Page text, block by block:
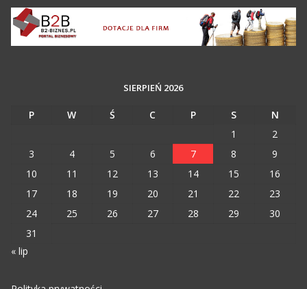
SIERPIEŃ 2026
P W Ś C P S
N
1
2
3
4 5 6 7 8
9
10
11 12 13 14 15
16
17
18 19 20 21 22
23
24
25 26 27 28 29
30
31
« lip